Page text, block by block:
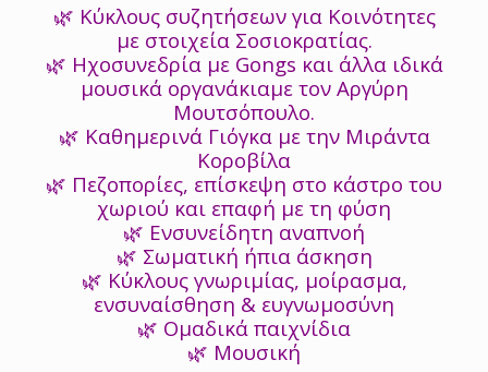
🌿 Κύκλους συζητήσεων για Κοινότητες
με στοιχεία Σοσιοκρατίας.
🌿 Ηχοσυνεδρία με Gongs και άλλα ιδικά
μουσικά οργανάκιαμε τον Αργύρη
Μουτσόπουλο.
🌿 Καθημερινά Γιόγκα με την Μιράντα
Κοροβίλα
🌿 Πεζοπορίες, επίσκεψη στο κάστρο του
χωριού και επαφή με τη φύση
🌿 Ενσυνείδητη αναπνοή
🌿 Σωματική ήπια άσκηση
🌿 Κύκλους γνωριμίας, μοίρασμα,
ενσυναίσθηση & ευγνωμοσύνη
🌿 Ομαδικά παιχνίδια
🌿 Μουσική